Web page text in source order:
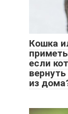
Кошка
если
из